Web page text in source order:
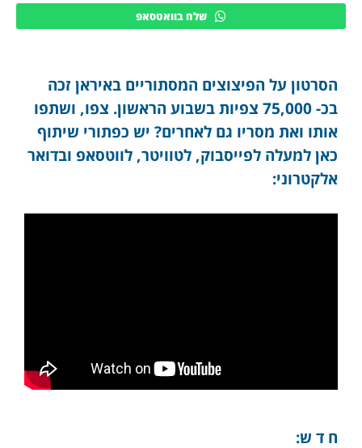
שלח בוואטסאפ
הסרטון על הפיצוצים המסתוריים באיראן זכה
בכ- 75,000 צפיות בשבוע הראשון. צפו, ושתפו
אותו ואת מסריו גם לאחרים? יש כפתורי שיתוף
כאן למעלה לפייסבוק, לטוויטר, לווטסאפ ובדואר
אלקטרוני:
ח ד ש: